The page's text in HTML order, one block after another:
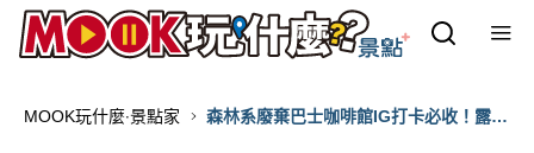
MOOK玩什麼‧景點家
森林系廢棄巴士咖啡館IG打卡必收！露營